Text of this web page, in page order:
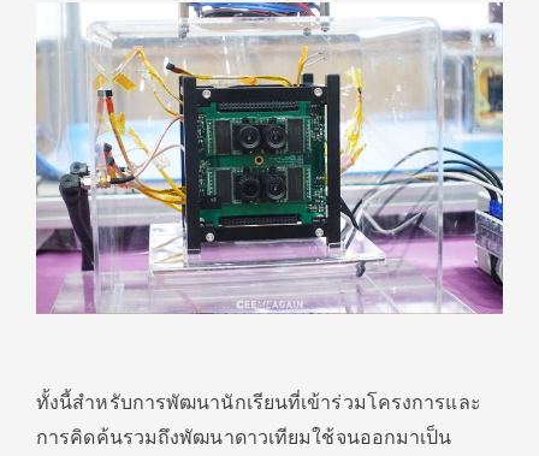
ทั้งนี้สำหรับการพัฒนานักเรียนที่เข้าร่วมโครงการและ
การคิดค้นรวมถึงพัฒนาดาวเทียมใช้จนออกมาเป็น